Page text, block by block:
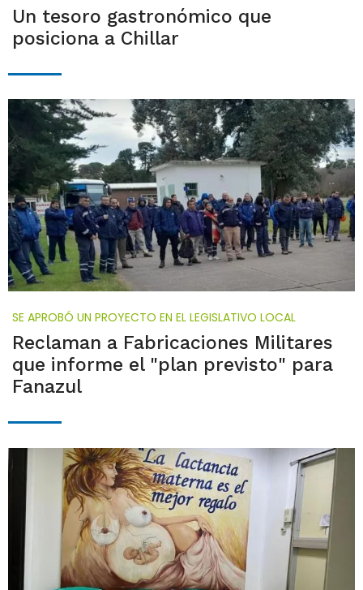
Un tesoro gastronómico que
posiciona a Chillar
SE APROBÓ UN PROYECTO EN EL LEGISLATIVO LOCAL
Reclaman a Fabricaciones Militares
que informe el "plan previsto" para
Fanazul